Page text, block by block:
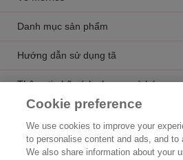
Danh mục sản phẩm
Hướng dẫn sử dụng tã
Thông tin hữu ích cho mẹ và bé
Liên hệ
Cookie preference
We use cookies to improve your
to personalise content and ads, and to
We also share information about your